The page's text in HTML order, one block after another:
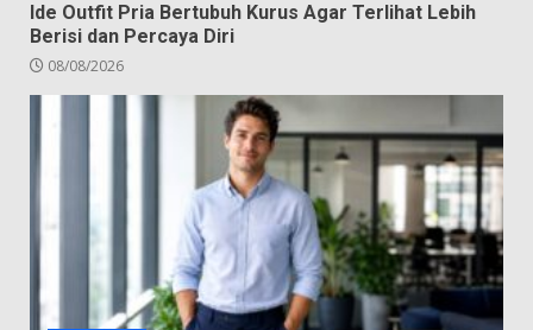
Ide Outfit Pria Bertubuh Kurus Agar Terlihat Lebih
Berisi dan Percaya Diri
08/08/2026